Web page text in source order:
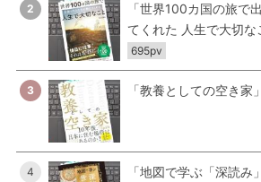
2
「世界100カ国の旅で
てくれた 人生で大切な
695pv
3 「教養としての空き家
4 「地図で学ぶ「深読み